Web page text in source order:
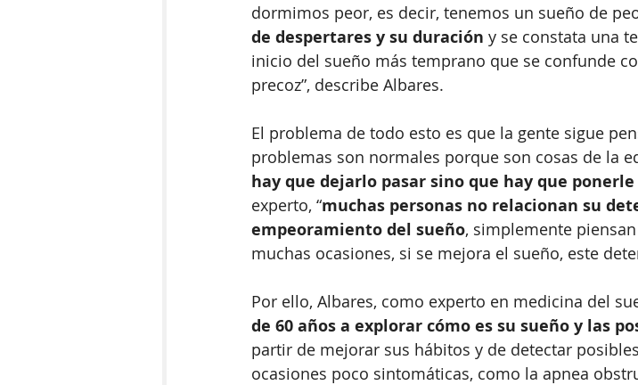
dormimos peor, es decir, tenemos un sueño de
de despertares y su duración y se constata una
inicio del sueño más temprano que se confunde
precoz”, describe Albares.
El problema de todo esto es que la gente sigue
problemas son normales porque son cosas de la
hay que dejarlo pasar sino que hay que
experto, “muchas personas no relacionan su
empeoramiento del sueño, simplemente
muchas ocasiones, si se mejora el sueño, este
Por ello, Albares, como experto en medicina del
de 60 años a explorar cómo es su sueño y las
partir de mejorar sus hábitos y de detectar
ocasiones poco sintomáticas, como la apnea